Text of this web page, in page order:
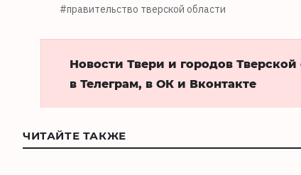
#правительство тверской области
Новости Твери и городов
в Телеграм, в ОК и Вконтакте
ЧИТАЙТЕ ТАКЖЕ